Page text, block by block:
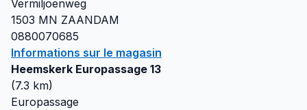
Vermiljoenweg
1503 MN ZAANDAM
0880070685
Informations sur le magasin
Heemskerk Europassage 13
(7.3 km)
Europassage